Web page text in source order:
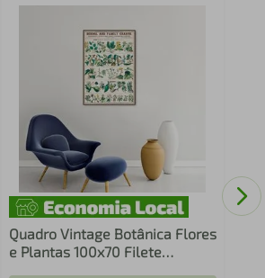
Quadro Vintage Botânica Flores
e Plantas 100x70 Filete